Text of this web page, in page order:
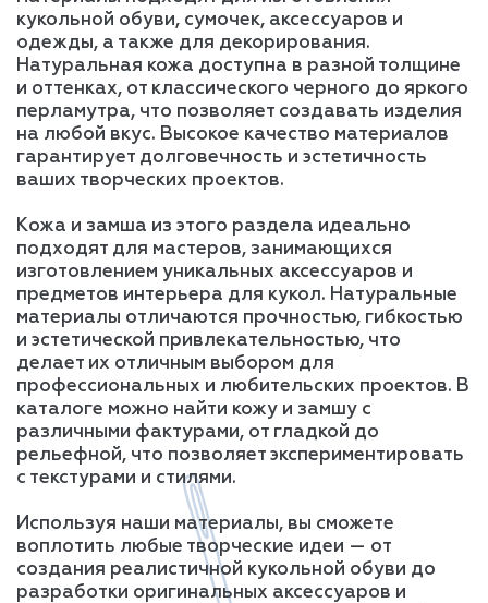
кукольной обуви, сумочек, аксессуаров и
одежды, а также для декорирования.
Натуральная кожа доступна в разной толщине
и оттенках, от классического черного до яркого
перламутра, что позволяет создавать изделия
на любой вкус. Высокое качество материалов
гарантирует долговечность и эстетичность
ваших творческих проектов.
Кожа и замша из этого раздела идеально
подходят для мастеров, занимающихся
изготовлением уникальных аксессуаров и
предметов интерьера для кукол. Натуральные
материалы отличаются прочностью, гибкостью
и эстетической привлекательностью, что
делает их отличным выбором для
профессиональных и любительских проектов. В
каталоге можно найти кожу и замшу с
различными фактурами, от гладкой до
рельефной, что позволяет экспериментировать
с текстурами и стилями.
Используя наши материалы, вы сможете
воплотить любые творческие идеи — от
создания реалистичной кукольной обуви до
разработки оригинальных аксессуаров и